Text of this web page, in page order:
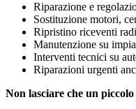
Riparazione e
Sostituzione motori,
Ripristino riceventi
Manutenzione su
Interventi tecnici su
Riparazioni urgenti
Non lasciare che un